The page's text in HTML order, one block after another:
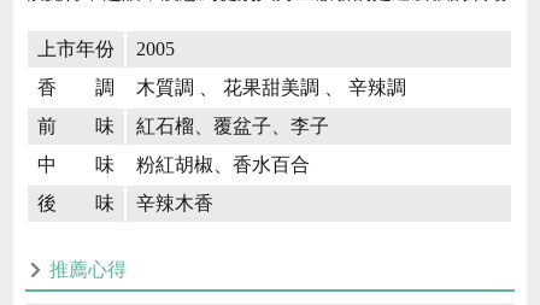
上市年份
2005
香 調
木質調 、 花果甜美調 、 辛辣調
前 味
紅石榴、覆盆子、李子
中 味
粉紅胡椒、香水百合
後 味
辛辣木香
推薦心得